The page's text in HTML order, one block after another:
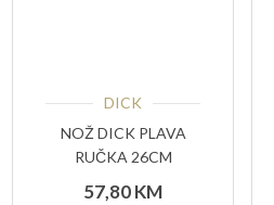
DICK
NOŽ DICK PLAVA
RUČKA 26CM
57,80KM